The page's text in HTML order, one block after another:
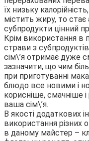
їх низьку
містить жиру, то
субпродукти цінний
Крім використання в
страви з
сім\’я отримає дуже
зазначити, що чим
при приготуванні
блюдо все новими і
корисніше, смачніше
ваша сім\’я.
В якості додаткових
використання різних
в даному майстер –